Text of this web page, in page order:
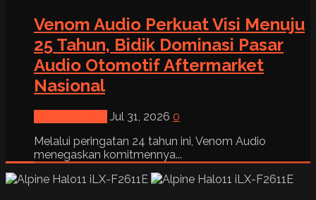
Venom Audio Perkuat Visi Menuju
25 Tahun, Bidik Dominasi Pasar
Audio Otomotif Aftermarket
Nasional
Jul 31, 2026 0
Melalui peringatan 24 tahun ini, Venom Audio
menegaskan komitmennya...